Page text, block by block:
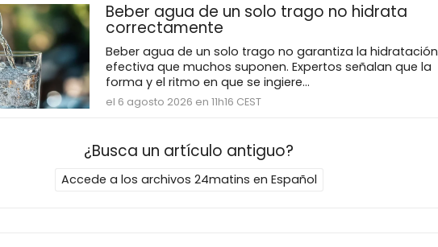
Beber agua de un solo trago no hidrata
correctamente
Beber agua de un solo trago no garantiza la hidratación
efectiva que muchos suponen. Expertos señalan que la
forma y el ritmo en que se ingiere...
el 6 agosto 2026 en 11h16 CEST
¿Busca un artículo antiguo?
Accede a los archivos 24matins en Español